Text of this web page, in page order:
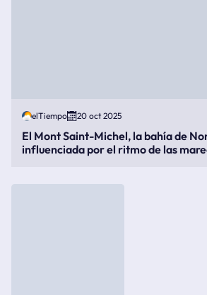
elTiempo 20 oct 2025
El Mont Saint-Michel, la bahía de
influenciada por el ritmo de las